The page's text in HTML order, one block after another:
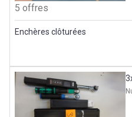
5 offres
Enchères clôturées